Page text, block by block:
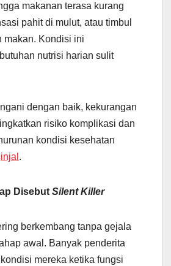
makanan terasa kurang
pahit di mulut, atau timbul
makan. Kondisi ini
nutrisi harian sulit
dengan baik, kekurangan
risiko komplikasi dan
kondisi kesehatan
.
Disebut Silent Killer
berkembang tanpa gejala
awal. Banyak penderita
mereka ketika fungsi